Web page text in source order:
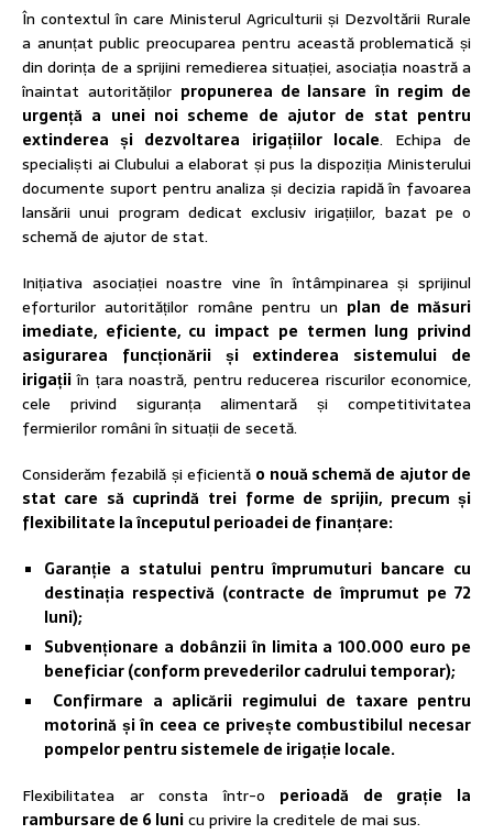
În contextul în care Ministerul Agriculturii și Dezvoltării Rurale
a anunțat public preocuparea pentru această problematică și
din dorința de a sprijini remedierea situației, asociația noastră a
înaintat autorităților propunerea de lansare în regim de
urgență a unei noi scheme de ajutor de stat pentru
extinderea și dezvoltarea irigațiilor locale. Echipa de
specialiști ai Clubului a elaborat și pus la dispoziția Ministerului
documente suport pentru analiza și decizia rapidă în favoarea
lansării unui program dedicat exclusiv irigațiilor, bazat pe o
schemă de ajutor de stat.
Inițiativa asociației noastre vine în întâmpinarea și sprijinul
eforturilor autorităților române pentru un plan de măsuri
imediate, eficiente, cu impact pe termen lung privind
asigurarea funcționării și extinderea sistemului de
irigațiiîn țara noastră, pentru reducerea riscurilor economice,
cele privind siguranța alimentară și competitivitatea
fermierilor români în situații de secetă.
Considerăm fezabilă și eficientă o nouă schemă de ajutor de
stat care să cuprindă trei forme de sprijin, precum și
flexibilitate la începutul perioadei de finanțare:
Garanție a statului pentru împrumuturi bancare cu
destinația respectivă (contracte de împrumut pe 72
luni);
Subvenționare a dobânzii în limita a 100.000 euro pe
beneficiar (conform prevederilor cadrului temporar);
Confirmare a aplicării regimului de taxare pentru
motorină și în ceea ce privește combustibilul necesar
pompelor pentru sistemele de irigație locale.
Flexibilitatea ar consta într-o perioadă de grație la
rambursare de 6 lunicu privire la creditele de mai sus.